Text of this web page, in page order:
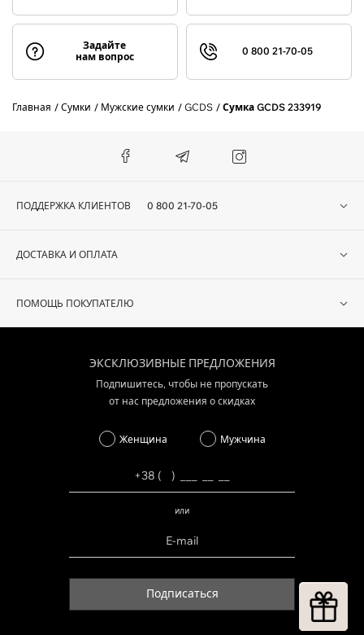
Задайте
нам вопрос
0 800 21-70-05
Главная Сумки Мужские сумки GCDS Сумка GCDS 233919
ПОДДЕРЖКА КЛИЕНТОВ 0 800 21-70-05
ДОСТАВКА И ОПЛАТА
ПОМОЩЬ ПОКУПАТЕЛЮ
ЭКСКЛЮЗИВНЫЕ ПРЕДЛОЖЕНИЯ
Подпишитесь, чтобы не пропускать
от нас предложения о скидках
Женщина Мужчина
или
Подписаться